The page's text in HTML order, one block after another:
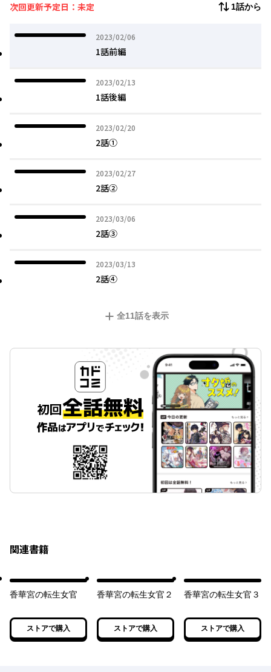
活躍ぶりが皇帝の耳に入り、凜は勅命を受けて香華宮で女官とし
裏ミッションとして、皇帝のスパイを命じられた凜は、宮中で
数々の奇妙な事件に遭遇し……?
次回更新予定日：未定 1話から
2023/02/06
2023年02月06日
1話前編
2023/02/13
2023年02月13日
1話後編
2023/02/20
2023年02月20日
2話①
2023/02/27
2023年02月27日
2話②
2023/03/06
2023年03月06日
2話③
2023/03/13
2023年03月13日
2話④
全11話を表示
関連書籍
香華宮の転生女官
ストアで購入
香華宮の転生女官２
ストアで購入
香華宮の転生女官３
ストアで購入